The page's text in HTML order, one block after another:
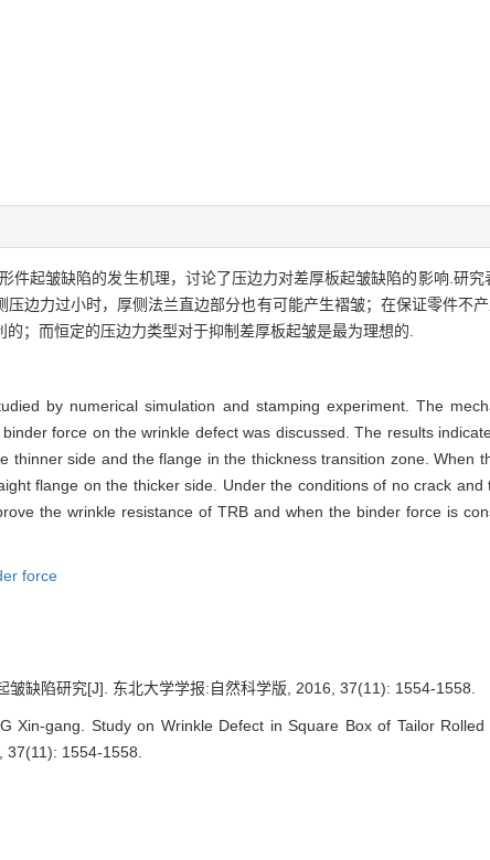
起皱缺陷的发生机理，讨论了压边力对差厚板起皱缺陷的影响.研究
边力过小时，厚侧法兰直边部分也有可能产生褶皱；在保证零件不
；而恒定的压边力类型对于抑制差厚板起皱是最为理想的.
by numerical simulation and stamping experiment. The
force on the wrinkle defect was discussed. The results
side and the flange in the thickness transition zone. When
flange on the thicker side. Under the conditions of no crack and
the wrinkle resistance of TRB and when the binder force is
force
缺陷研究[J]. 东北大学学报:自然科学版, 2016, 37(11): 1554-1558.
Xin-gang. Study on Wrinkle Defect in Square Box of Tailor Rolled
37(11): 1554-1558.